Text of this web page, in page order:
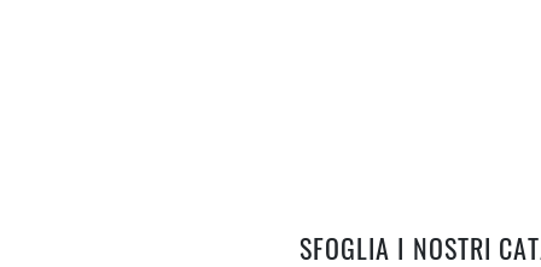
SFOGLIA I NOSTRI